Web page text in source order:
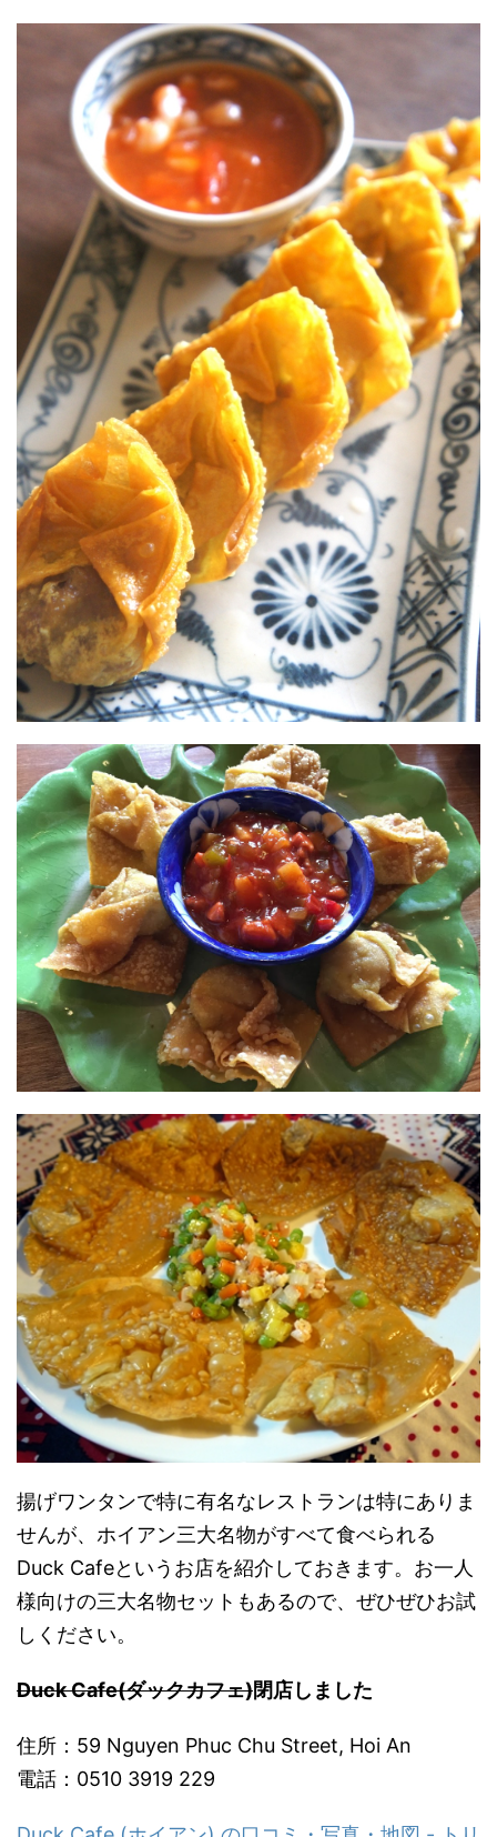
揚げワンタンで特に有名なレストランは特にありま
せんが、ホイアン三大名物がすべて食べられる
Duck Cafeというお店を紹介しておきます。お一人
様向けの三大名物セットもあるので、ぜひぜひお試
しください。
Duck Cafe(ダックカフェ)閉店しました
住所：59 Nguyen Phuc Chu Street, Hoi An
電話：0510 3919 229